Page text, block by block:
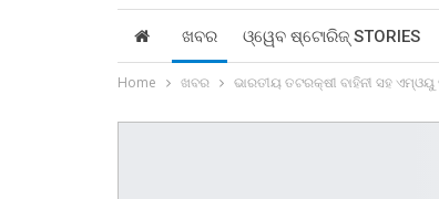
ଖବର ଓ୍ୱେବ ଷ୍ଟୋରିଜ୍‌ STORIES
Home ଖବର ଭାରତୀୟ ତଟରକ୍ଷୀ ବାହିନୀ ସହ